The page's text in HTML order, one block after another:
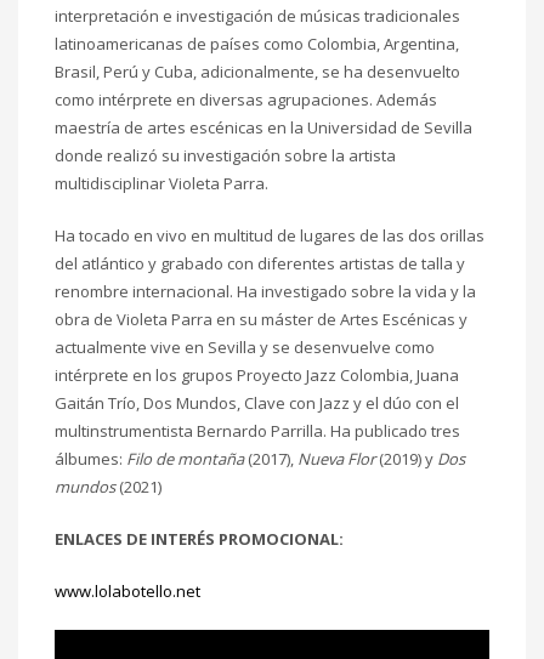
interpretación e investigación de músicas tradicionales
latinoamericanas de países como Colombia, Argentina,
Brasil, Perú y Cuba, adicionalmente, se ha desenvuelto
como intérprete en diversas agrupaciones. Además
maestría de artes escénicas en la Universidad de Sevilla
donde realizó su investigación sobre la artista
multidisciplinar Violeta Parra.
Ha tocado en vivo en multitud de lugares de las dos orillas
del atlántico y grabado con diferentes artistas de talla y
renombre internacional. Ha investigado sobre la vida y la
obra de Violeta Parra en su máster de Artes Escénicas y
actualmente vive en Sevilla y se desenvuelve como
intérprete en los grupos Proyecto Jazz Colombia, Juana
Gaitán Trío, Dos Mundos, Clave con Jazz y el dúo con el
multinstrumentista Bernardo Parrilla. Ha publicado tres
álbumes: Filo de montaña(2017), Nueva Flor(2019) y Dos
mundos(2021)
ENLACES DE INTERÉS PROMOCIONAL:
www.lolabotello.net